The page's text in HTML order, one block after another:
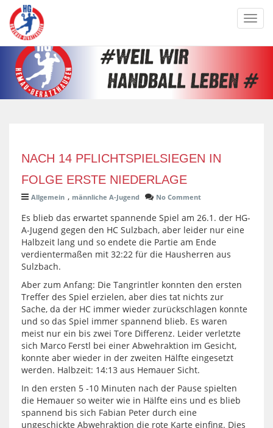
NACH 14 PFLICHTSPIELSIEGEN IN
FOLGE ERSTE NIEDERLAGE
Allgemein , männliche A-Jugend No Comment
Es blieb das erwartet spannende Spiel am 26.1. der HG-
A-Jugend gegen den HC Sulzbach, aber leider nur eine
Halbzeit lang und so endete die Partie am Ende
verdientermaßen mit 32:22 für die Hausherren aus
Sulzbach.
Aber zum Anfang: Die Tangrintler konnten den ersten
Treffer des Spiel erzielen, aber dies tat nichts zur
Sache, da der HC immer wieder zurückschlagen konnte
und so das Spiel immer spannend blieb. Es waren
meist nur ein bis zwei Tore Differenz. Leider verletzte
sich Marco Ferstl bei einer Abwehraktion im Gesicht,
konnte aber wieder in der zweiten Hälfte eingesetzt
werden. Halbzeit: 14:13 aus Hemauer Sicht.
In den ersten 5 -10 Minuten nach der Pause spielten
die Hemauer so weiter wie in Hälfte eins und es blieb
spannend bis sich Fabian Peter durch eine
ungeschickte Abwehraktion die rote Karte einfing. Dies